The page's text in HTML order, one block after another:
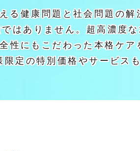
る健康問題と社会問題の解
はありません。超高濃度
性にもこだわった本格ケア
限定の特別価格やサービス